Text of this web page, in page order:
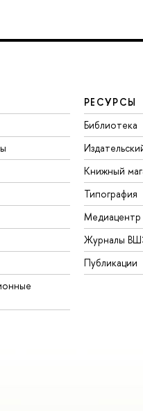
РЕСУРСЫ
Библиотека
Книжный
Типография
Медиацентр
Журналы
Публикации